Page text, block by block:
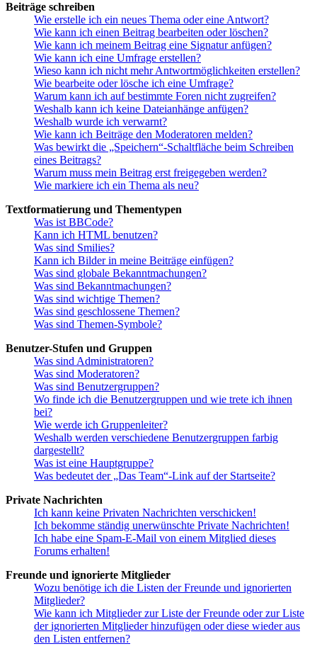
Beiträge schreiben
Wie erstelle ich ein neues Thema oder eine Antwort?
Wie kann ich einen Beitrag bearbeiten oder löschen?
Wie kann ich meinem Beitrag eine Signatur anfügen?
Wie kann ich eine Umfrage erstellen?
Wieso kann ich nicht mehr Antwortmöglichkeiten erstellen?
Wie bearbeite oder lösche ich eine Umfrage?
Warum kann ich auf bestimmte Foren nicht zugreifen?
Weshalb kann ich keine Dateianhänge anfügen?
Weshalb wurde ich verwarnt?
Wie kann ich Beiträge den Moderatoren melden?
Was bewirkt die „Speichern“-Schaltfläche beim Schreiben
eines Beitrags?
Warum muss mein Beitrag erst freigegeben werden?
Wie markiere ich ein Thema als neu?
Textformatierung und Thementypen
Was ist BBCode?
Kann ich HTML benutzen?
Was sind Smilies?
Kann ich Bilder in meine Beiträge einfügen?
Was sind globale Bekanntmachungen?
Was sind Bekanntmachungen?
Was sind wichtige Themen?
Was sind geschlossene Themen?
Was sind Themen-Symbole?
Benutzer-Stufen und Gruppen
Was sind Administratoren?
Was sind Moderatoren?
Was sind Benutzergruppen?
Wo finde ich die Benutzergruppen und wie trete ich ihnen
bei?
Wie werde ich Gruppenleiter?
Weshalb werden verschiedene Benutzergruppen farbig
dargestellt?
Was ist eine Hauptgruppe?
Was bedeutet der „Das Team“-Link auf der Startseite?
Private Nachrichten
Ich kann keine Privaten Nachrichten verschicken!
Ich bekomme ständig unerwünschte Private Nachrichten!
Ich habe eine Spam-E-Mail von einem Mitglied dieses
Forums erhalten!
Freunde und ignorierte Mitglieder
Wozu benötige ich die Listen der Freunde und ignorierten
Mitglieder?
Wie kann ich Mitglieder zur Liste der Freunde oder zur Liste
der ignorierten Mitglieder hinzufügen oder diese wieder aus
den Listen entfernen?